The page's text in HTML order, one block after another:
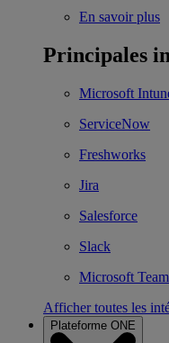
En savoir plus
Principales
Microsoft
ServiceNow
Freshworks
Jira
Salesforce
Slack
Microsoft
Afficher toutes les
Plateforme ONE